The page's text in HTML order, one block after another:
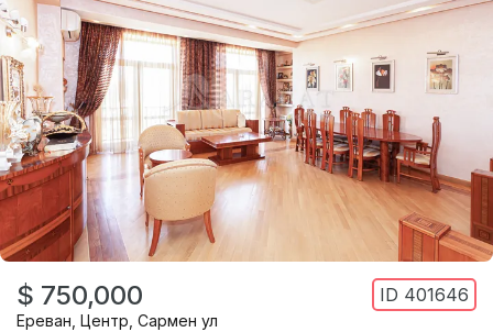
$ 750,000 ID 401646
Ереван Центр Сармен ул